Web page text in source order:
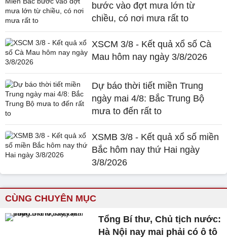
bước vào đợt mưa lớn từ
chiều, có nơi mưa rất to
XSCM 3/8 - Kết quả xổ số Cà
Mau hôm nay ngày 3/8/2026
Dự báo thời tiết miền Trung
ngày mai 4/8: Bắc Trung Bộ
mưa to đến rất to
XSMB 3/8 - Kết quả xổ số miền
Bắc hôm nay thứ Hai ngày
3/8/2026
CÙNG CHUYÊN MỤC
Tổng Bí thư, Chủ tịch nước:
Hà Nội nay mai phải có ô tô